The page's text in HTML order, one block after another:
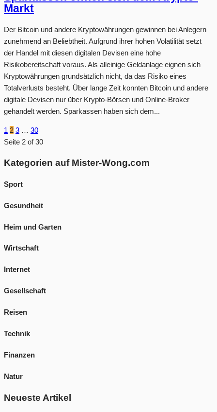
Markt
Der Bitcoin und andere Kryptowährungen gewinnen bei Anlegern
zunehmend an Beliebtheit. Aufgrund ihrer hohen Volatilität setzt
der Handel mit diesen digitalen Devisen eine hohe
Risikobereitschaft voraus. Als alleinige Geldanlage eignen sich
Kryptowährungen grundsätzlich nicht, da das Risiko eines
Totalverlusts besteht. Über lange Zeit konnten Bitcoin und andere
digitale Devisen nur über Krypto-Börsen und Online-Broker
gehandelt werden. Sparkassen haben sich dem...
1 2 3 … 30
Seite 2 of 30
Kategorien auf Mister-Wong.com
Sport
Gesundheit
Heim und Garten
Wirtschaft
Internet
Gesellschaft
Reisen
Technik
Finanzen
Natur
Neueste Artikel